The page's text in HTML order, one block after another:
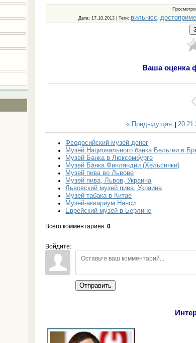
Дата: 17.10.2013 | Теги: вильнюс
Ваша оценка
« Предыдущая| 20 21
Феодосийский музей денег
Музей Национального банка Бельгии в
Музей Банка в Люксембурге
Музей Банка Финляндии (Хельсинки)
Музей пива во Львове
Музей пива, Львов, Украина
Львовский музей пива, Украина
Музей табака в Китае
Музей-аквариум Нанси
Еврейский музей в Берлине
Всего комментариев:0
Войдите:
Отправить